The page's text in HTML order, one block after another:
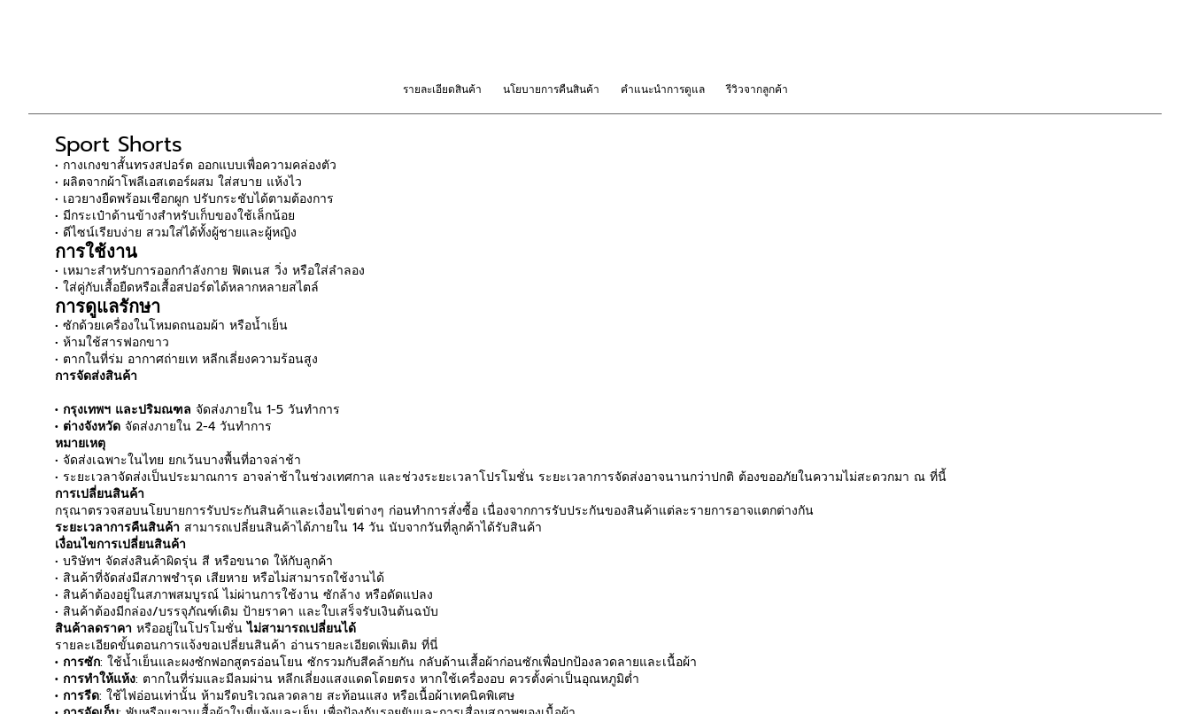
รายละเอียดสินค้า นโยบายการคืนสินค้า คำแนะนำการดูแล รีวิวจากลูกค้า
Sport Shorts
• กางเกงขาสั้นทรงสปอร์ต ออกแบบเพื่อความคล่องตัว
• ผลิตจากผ้าโพลีเอสเตอร์ผสม ใส่สบาย แห้งไว
• เอวยางยืดพร้อมเชือกผูก ปรับกระชับได้ตามต้องการ
• มีกระเป๋าด้านข้างสำหรับเก็บของใช้เล็กน้อย
• ดีไซน์เรียบง่าย สวมใส่ได้ทั้งผู้ชายและผู้หญิง
การใช้งาน
• เหมาะสำหรับการออกกำลังกาย ฟิตเนส วิ่ง หรือใส่ลำลอง
• ใส่คู่กับเสื้อยืดหรือเสื้อสปอร์ตได้หลากหลายสไตล์
การดูแลรักษา
• ซักด้วยเครื่องในโหมดถนอมผ้า หรือน้ำเย็น
• ห้ามใช้สารฟอกขาว
• ตากในที่ร่ม อากาศถ่ายเท หลีกเลี่ยงความร้อนสูง
การจัดส่งสินค้า
• กรุงเทพฯ และปริมณฑล จัดส่งภายใน 1-5 วันทำการ
• ต่างจังหวัด จัดส่งภายใน 2-4 วันทำการ
หมายเหตุ
• จัดส่งเฉพาะในไทย ยกเว้นบางพื้นที่อาจล่าช้า
• ระยะเวลาจัดส่งเป็นประมาณการ อาจล่าช้าในช่วงเทศกาล และช่วงระยะเวลาโปรโมชั่น ระยะเวลาการจัดส่งอาจนานกว่าปกติ ต้องขออภัยในความไม่สะดวกมา ณ ที่นี้
การเปลี่ยนสินค้า
กรุณาตรวจสอบนโยบายการรับประกันสินค้าและเงื่อนไขต่างๆ ก่อนทำการสั่งซื้อ เนื่องจากการรับประกันของสินค้าแต่ละรายการอาจแตกต่างกัน
ระยะเวลาการคืนสินค้า สามารถเปลี่ยนสินค้าได้ภายใน 14 วัน นับจากวันที่ลูกค้าได้รับสินค้า
เงื่อนไขการเปลี่ยนสินค้า
• บริษัทฯ จัดส่งสินค้าผิดรุ่น สี หรือขนาด ให้กับลูกค้า
• สินค้าที่จัดส่งมีสภาพชำรุด เสียหาย หรือไม่สามารถใช้งานได้
• สินค้าต้องอยู่ในสภาพสมบูรณ์ ไม่ผ่านการใช้งาน ซักล้าง หรือดัดแปลง
• สินค้าต้องมีกล่อง/บรรจุภัณฑ์เดิม ป้ายราคา และใบเสร็จรับเงินต้นฉบับ
สินค้าลดราคา หรืออยู่ในโปรโมชั่นไม่สามารถเปลี่ยนได้
รายละเอียดขั้นตอนการแจ้งขอเปลี่ยนสินค้า อ่านรายละเอียดเพิ่มเติม ที่นี่
• การซัก: ใช้น้ำเย็นและผงซักฟอกสูตรอ่อนโยน ซักรวมกับสีคล้ายกัน กลับด้านเสื้อผ้าก่อนซักเพื่อปกป้องลวดลายและเนื้อผ้า
• การทำให้แห้ง: ตากในที่ร่มและมีลมผ่าน หลีกเลี่ยงแสงแดดโดยตรง หากใช้เครื่องอบ ควรตั้งค่าเป็นอุณหภูมิต่ำ
• การรีด: ใช้ไฟอ่อนเท่านั้น ห้ามรีดบริเวณลวดลาย สะท้อนแสง หรือเนื้อผ้าเทคนิคพิเศษ